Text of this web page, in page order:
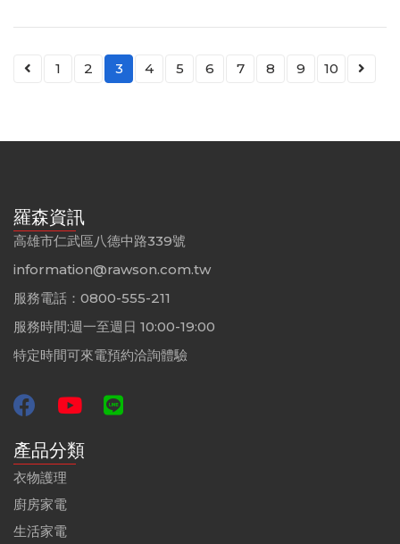
1 2 3 4 5 6 7 8 9 10
羅森資訊
高雄市仁武區八德中路339號
information@rawson.com.tw
服務電話：0800-555-211
服務時間:週一至週日 10:00-19:00
特定時間可來電預約洽詢體驗
產品分類
衣物護理
廚房家電
生活家電